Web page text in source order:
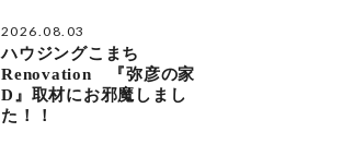
2026.08.03
ハウジングこまち
Renovation 『弥彦の家
D』取材にお邪魔しまし
た！！